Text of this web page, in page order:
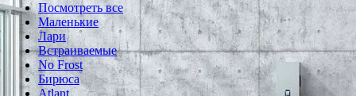
Посмотреть все
Маленькие
Лари
Встраиваемые
No Frost
Бирюса
Atlant